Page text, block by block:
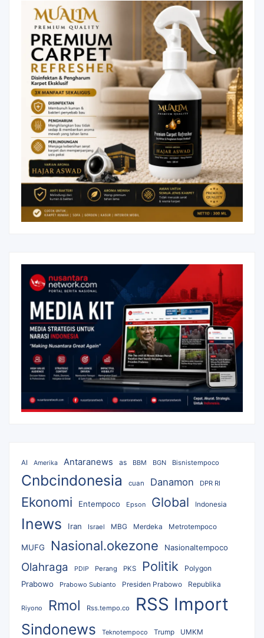
AI Amerika Antaranews as BBM BGN Bisnistempoco
Cnbcindonesia cuan Danamon DPR RI
Ekonomi Entempoco Epson Global Indonesia
Inews Iran Israel MBG Merdeka Metrotempoco
MUFG Nasional.okezone Nasionaltempoco
Olahraga PDIP Perang PKS Politik Polygon
Prabowo Prabowo Subianto Presiden Prabowo Republika
Riyono Rmol Rss.tempo.co RSS Import
Sindonews Teknotempoco Trump UMKM